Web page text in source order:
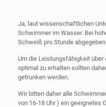
Ja, laut wissenschaftlichen
Schwimmer im Wasser. Bei
Schweiß pro Stunde
Um die Leistungsfähigkeit
optimal zu erhalten sollten
getrunken werden.
Wir bitten daher alle
von 16-18 Uhr ) ein geeignetes